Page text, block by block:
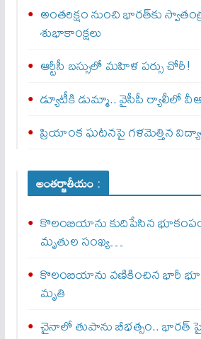
అంతరిక్షం నుంచి భారత్‌కు
శుభాకాంక్షలు
ఆర్టీసీ బస్సులో మహిళ పర్సు చోరీ!
డ్యూటీకి డుమ్మా.. వైసీపీ ర్యాలీలో
ప్రియాంక ఘటనపై గళమెత్తిన
అంతర్జాతీయం :
కొలంబియాను కుదిపేసిన
మృతుల సంఖ్య…
కొలంబియాను వణికించిన భారీ
మృతి
చైనాలో తుపాను బీభత్సం.. భార‌త్